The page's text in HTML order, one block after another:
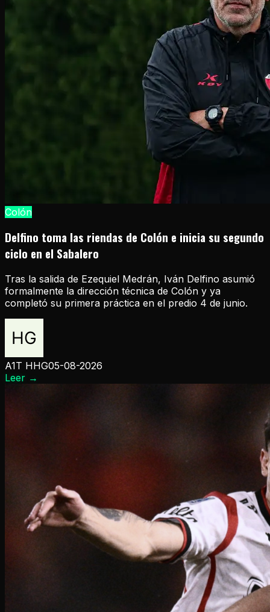
Colón
Delfino toma las riendas de Colón e inicia su segundo
ciclo en el Sabalero
Tras la salida de Ezequiel Medrán, Iván Delfino asumió
formalmente la dirección técnica de Colón y ya
completó su primera práctica en el predio 4 de junio.
A1T HHG05-08-2026
Leer →